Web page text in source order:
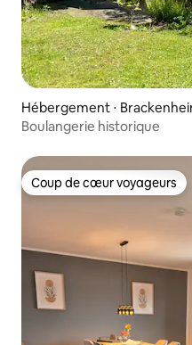
Hébergement ⋅
Boulangerie historique
Coup de cœur voyageurs
Coup de cœur voyageurs